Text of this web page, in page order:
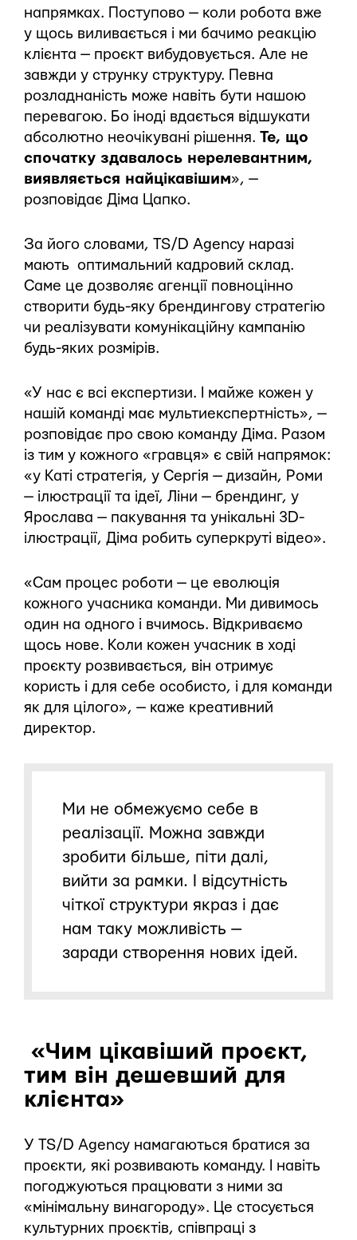
напрямках. Поступово — коли робота вже
у щось виливається і ми бачимо реакцію
клієнта — проєкт вибудовується. Але не
завжди у струнку структуру. Певна
розладнаність може навіть бути нашою
перевагою. Бо іноді вдається відшукати
абсолютно неочікувані рішення. Те, що
спочатку здавалось нерелевантним,
виявляється найцікавішим», —
розповідає Діма Цапко.
За його словами, TS/D Agency наразі
мають оптимальний кадровий склад.
Саме це дозволяє агенції повноцінно
створити будь-яку брендингову стратегію
чи реалізувати комунікаційну кампанію
будь-яких розмірів.
«У нас є всі експертизи. І майже кожен у
нашій команді має мультиекспертність», —
розповідає про свою команду Діма. Разом
із тим у кожного «гравця» є свій напрямок:
«у Каті стратегія, у Сергія — дизайн, Роми
— ілюстрації та ідеї, Ліни — брендинг, у
Ярослава — пакування та унікальні 3D-
ілюстрації, Діма робить суперкруті відео».
«Сам процес роботи — це еволюція
кожного учасника команди. Ми дивимось
один на одного і вчимось. Відкриваємо
щось нове. Коли кожен учасник в ході
проєкту розвивається, він отримує
користь і для себе особисто, і для команди
як для цілого», — каже креативний
директор.
Ми не обмежуємо себе в
реалізації. Можна завжди
зробити більше, піти далі,
вийти за рамки. І відсутність
чіткої структури якраз і дає
нам таку можливість —
заради створення нових ідей.
«Чим цікавіший проєкт,
тим він дешевший для
клієнта»
У TS/D Agency намагаються братися за
проєкти, які розвивають команду. І навіть
погоджуються працювати з ними за
«мінімальну винагороду». Це стосується
культурних проєктів, співпраці з